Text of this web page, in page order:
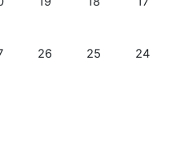
لا أحداث، الاثنين, 24 فبراير
24 لا أحداث، الثلاثاء, 25 فبراير
25 لا أحداث،
26